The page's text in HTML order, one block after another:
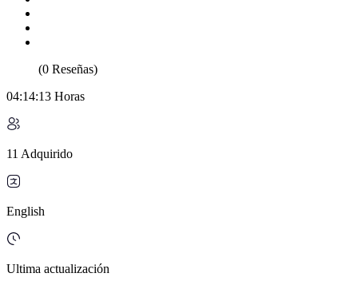
(0 Reseñas)
04:14:13 Horas
11 Adquirido
English
Ultima actualización